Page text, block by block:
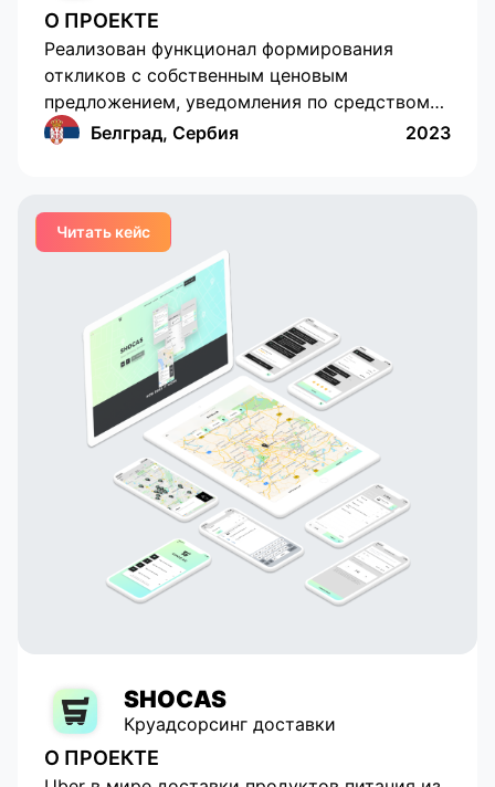
О ПРОЕКТЕ
Реализован функционал формирования
откликов с собственным ценовым
предложением, уведомления по средством
push-уведомлений, возможность выставить
Локаничный дизайн, понятный интерфейс,
удобная и функциональная
административная часть для корпоративных
клиентов, удобная система взаиморасчетов
и встроенная аналитика - все это создает
революцию на Сербском рынке it-сервисов.
Белград, Сербия 2023
Читать кейс
SHOCAS
Круадсорсинг доставки
О ПРОЕКТЕ